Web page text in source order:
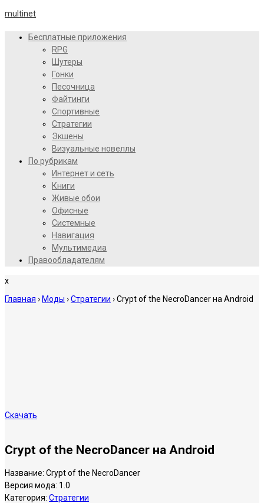
multinet
Бесплатные приложения
RPG
Шутеры
Гонки
Песочница
Файтинги
Спортивные
Стратегии
Экшены
Визуальные новеллы
По рубрикам
Интернет и сеть
Книги
Живые обои
Офисные
Системные
Навигация
Мультимедиа
Правообладателям
x
Главная › Моды ›Стратегии ›Crypt of the NecroDancer на Android
Скачать
Crypt of the NecroDancer на Android
Название: Crypt of the NecroDancer
Версия мода: 1.0
Категория: Стратегии